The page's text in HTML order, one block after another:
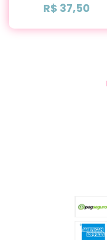
R$ 37,50